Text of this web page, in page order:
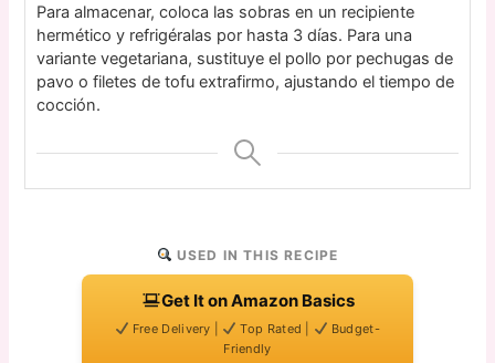
Para almacenar, coloca las sobras en un recipiente
hermético y refrigéralas por hasta 3 días. Para una
variante vegetariana, sustituye el pollo por pechugas de
pavo o filetes de tofu extrafirmo, ajustando el tiempo de
cocción.
USED IN THIS RECIPE
Get It on Amazon Basics
Free Delivery | Top Rated |
Budget-
Friendly